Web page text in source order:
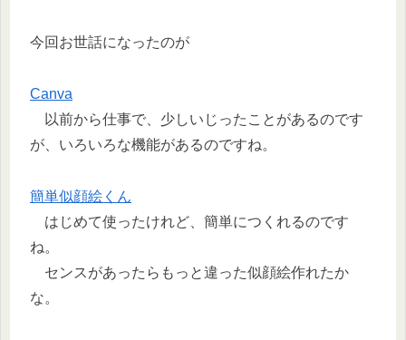
今回お世話になったのが
Canva
以前から仕事で、少しいじったことがあるのです
が、いろいろな機能があるのですね。
簡単似顔絵くん
はじめて使ったけれど、簡単につくれるのです
ね。
センスがあったらもっと違った似顔絵作れたか
な。